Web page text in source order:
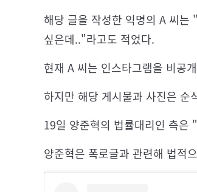
해당 글을 작성한 익명의 A 씨는
싶은데.."라고도 적었다.
현재 A 씨는 인스타그램을 비공
하지만 해당 게시물과 사진은 순
19일 양준혁의 법률대리인 측은
양준혁은 폭로글과 관련해 법적